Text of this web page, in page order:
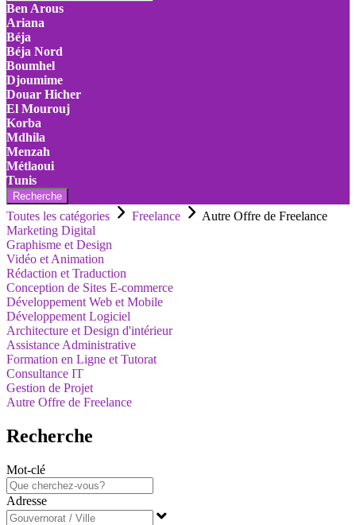
Ben Arous
Ariana
Béja
Béja Nord
Boumhel
Djoumime
Douar Hicher
El Mourouj
Korba
Mdhila
Menzah
Métlaoui
Tunis
Recherche
Toutes les catégories Freelance
Autre Offre de Freelance
Marketing Digital
Graphisme et Design
Vidéo et Animation
Rédaction et Traduction
Conception de Sites E-commerce
Développement Web et Mobile
Développement Logiciel
Architecture et Design d'intérieur
Assistance Administrative
Formation en Ligne et Tutorat
Consultance IT
Gestion de Projet
Autre Offre de Freelance
Recherche
Mot-clé
Adresse